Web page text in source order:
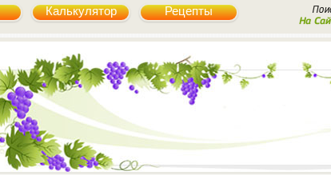
Калькулятор Рецепты